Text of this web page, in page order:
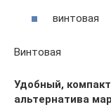
винтовая
Винтовая
Удобный,
альтернатива